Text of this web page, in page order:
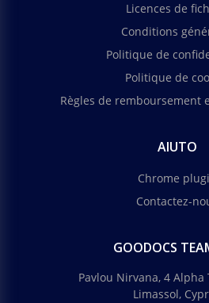
Licences de
Conditions
Politique de
Politique de
Règles de remboursement
AIUTO
Chrome
Contactez-
GOODOCS
Pavlou Nirvana, 4 Alpha
Limassol,